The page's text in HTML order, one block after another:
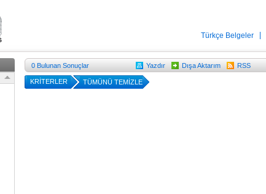
Türkçe Belgeler
0 Bulunan Sonuçlar Yazdır Dışa Aktarım RSS
KRİTERLER TÜMÜNÜ TEMİZLE